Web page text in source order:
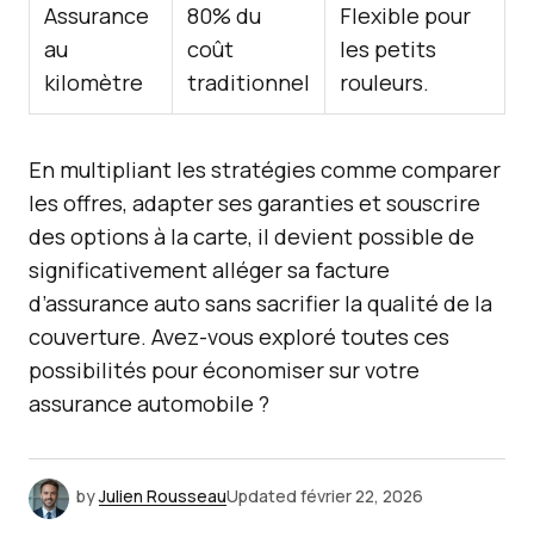
Assurance
au
kilomètre
80% du
coût
traditionnel
Flexible pour
les petits
rouleurs.
En multipliant les stratégies comme comparer
les offres, adapter ses garanties et souscrire
des options à la carte, il devient possible de
significativement alléger sa facture
d’assurance auto sans sacrifier la qualité de la
couverture. Avez-vous exploré toutes ces
possibilités pour économiser sur votre
assurance automobile ?
byJulien RousseauUpdated février 22, 2026